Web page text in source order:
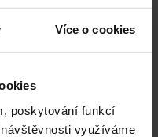
Více o cookies
poskytování funkcí
využíváme